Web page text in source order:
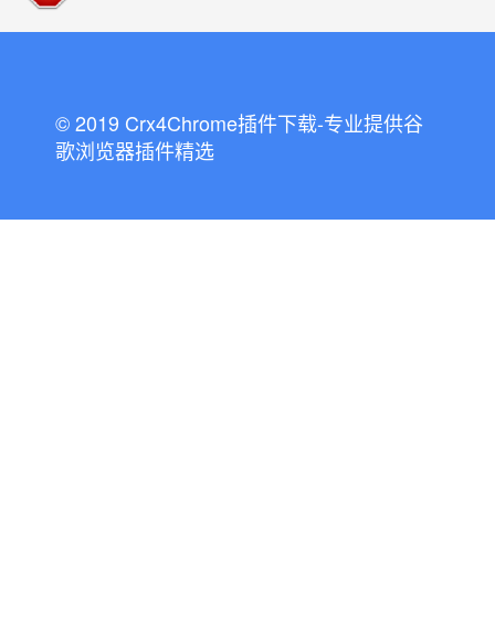
© 2019 Crx4Chrome插件下载-专业提供谷
歌浏览器插件精选